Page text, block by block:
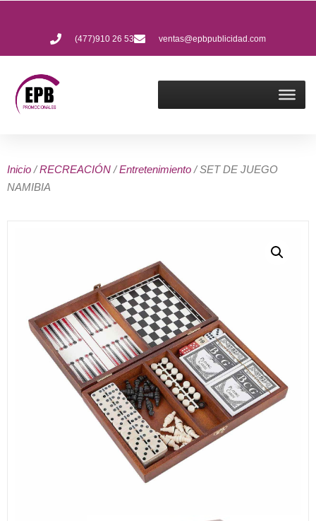
(477)910 26 53 ventas@epbpublicidad.com
Inicio /RECREACIÓN /Entretenimiento / SET DE JUEGO
NAMIBIA